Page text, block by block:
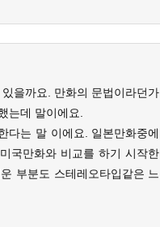
을까요. 만화의 문법이라던가
는데 말이에요.
다는 말 이에요. 일본만화중에
국만화와 비교를 하기 시작한
부분도 스테레오타입같은 느